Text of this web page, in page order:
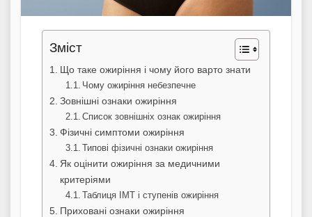
Зміст
Що таке ожиріння і чому його варто знати
Чому ожиріння небезпечне
Зовнішні ознаки ожиріння
Список зовнішніх ознак ожиріння
Фізичні симптоми ожиріння
Типові фізичні ознаки ожиріння
Як оцінити ожиріння за медичними
критеріями
Таблиця ІМТ і ступенів ожиріння
Приховані ознаки ожиріння